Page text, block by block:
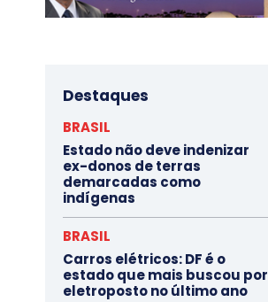
Destaques
BRASIL
Estado não deve indenizar
ex-donos de terras
demarcadas como
indígenas
BRASIL
Carros elétricos: DF é o
estado que mais buscou por
eletroposto no último ano